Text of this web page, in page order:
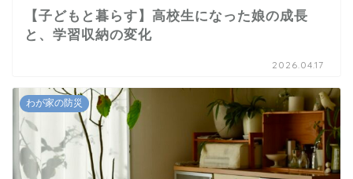
【子どもと暮らす】高校生になった娘の成長
と、学習収納の変化
2026.04.17
わが家の防災